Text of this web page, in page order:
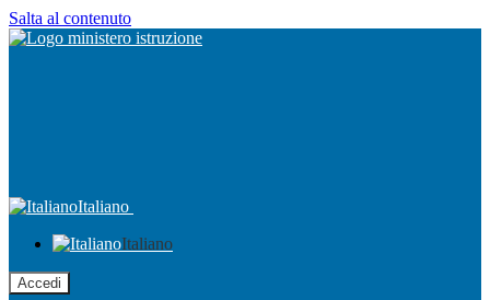
Salta al contenuto
Italiano
Italiano
Accedi